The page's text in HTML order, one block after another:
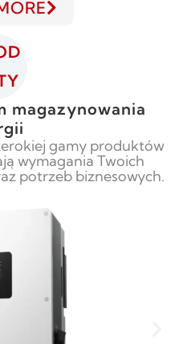
magazynowania
gamy produktów
wymagania Twoich
potrzeb biznesowych.